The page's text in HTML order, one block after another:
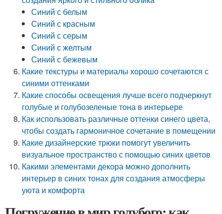
Синий с белым
Синий с красным
Синий с серым
Синий с желтым
Синий с бежевым
Какие текстуры и материалы хорошо сочетаются с
синими оттенками
Какие способы освещения лучше всего подчеркнут
голубые и голубозеленые тона в интерьере
Как использовать различные оттенки синего цвета,
чтобы создать гармоничное сочетание в помещении
Какие дизайнерские трюки помогут увеличить
визуальное пространство с помощью синих цветов
Какими элементами декора можно дополнить
интерьер в синих тонах для создания атмосферы
уюта и комфорта